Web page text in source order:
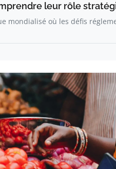
leur rôle
mondialisé où les défis